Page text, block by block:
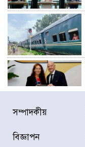
সম্পাদকীয়
বিজ্ঞাপন